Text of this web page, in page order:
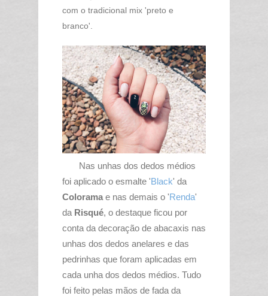
com o tradicional mix 'preto e
branco'.
Nas unhas dos dedos médios
foi aplicado o esmalte 'Black' da
Colorama e nas demais o 'Renda'
da Risqué, o destaque ficou por
conta da decoração de abacaxis nas
unhas dos dedos anelares e das
pedrinhas que foram aplicadas em
cada unha dos dedos médios. Tudo
foi feito pelas mãos de fada da